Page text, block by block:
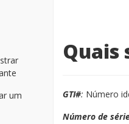
um
Quais
GTI#: Número
Número de